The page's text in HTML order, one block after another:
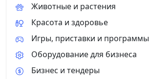
Животные и растения
Красота и здоровье
Игры, приставки и программы
Оборудование для бизнеса
Бизнес и тендеры